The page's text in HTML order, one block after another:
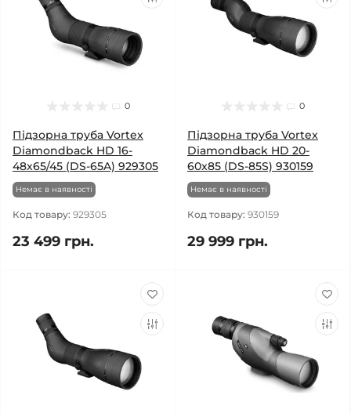
0
Підзорна труба Vortex
Diamondback HD 16-
48x65/45 (DS-65A) 929305
Немає в наявності
Код товару: 929305
23 499 грн.
0
Підзорна труба Vortex
Diamondback HD 20-
60x85 (DS-85S) 930159
Немає в наявності
Код товару: 930159
29 999 грн.